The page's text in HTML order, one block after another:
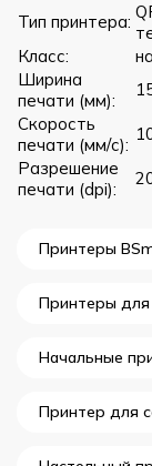
Тип принтера:
Класс:
Ширина
печати (мм):
Скорость
печати (мм/с):
Разрешение
печати (dpi):
Принтеры
Принтеры для
Начальные
Принтер для